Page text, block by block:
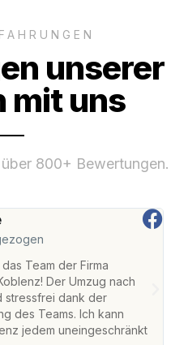
unserer
mit uns
800+ Bewertungen.
Team der Firma
Der Umzug nach
stressfrei dank der
des Teams. Ich kann
jedem uneingeschränkt